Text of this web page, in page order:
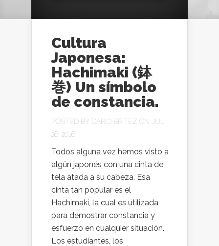
Cultura
Japonesa:
Hachimaki (鉢
巻) Un símbolo
de constancia.
POSTED BY DARIO BRITEZ ON JUL
26, 2016
Todos alguna vez hemos visto a
algún japonés con una cinta de
tela atada a su cabeza. Esa
cinta tan popular es el
Hachimaki, la cual es utilizada
para demostrar constancia y
esfuerzo en cualquier situación.
Los estudiantes, los